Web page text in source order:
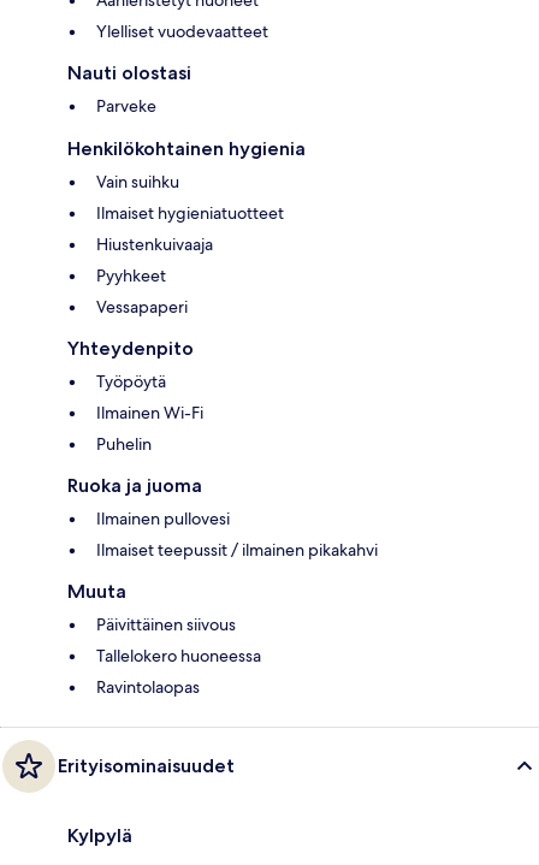
Ylelliset vuodevaatteet
Nauti olostasi
Parveke
Henkilökohtainen hygienia
Vain suihku
Ilmaiset hygieniatuotteet
Hiustenkuivaaja
Pyyhkeet
Vessapaperi
Yhteydenpito
Työpöytä
Ilmainen Wi-Fi
Puhelin
Ruoka ja juoma
Ilmainen pullovesi
Ilmaiset teepussit / ilmainen pikakahvi
Muuta
Päivittäinen siivous
Tallelokero huoneessa
Ravintolaopas
Erityisominaisuudet
Kylpylä